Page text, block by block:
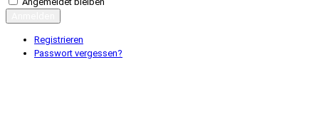
Registrieren
Passwort vergessen?